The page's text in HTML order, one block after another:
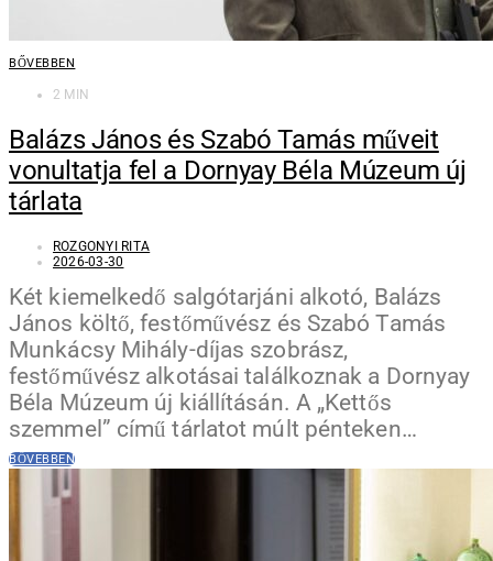
BŐVEBBEN
2 MIN
Balázs János és Szabó Tamás műveit
vonultatja fel a Dornyay Béla Múzeum új
tárlata
ROZGONYI RITA
2026-03-30
Két kiemelkedő salgótarjáni alkotó, Balázs
János költő, festőművész és Szabó Tamás
Munkácsy Mihály-díjas szobrász,
festőművész alkotásai találkoznak a Dornyay
Béla Múzeum új kiállításán. A „Kettős
szemmel” című tárlatot múlt pénteken…
BŐVEBBEN